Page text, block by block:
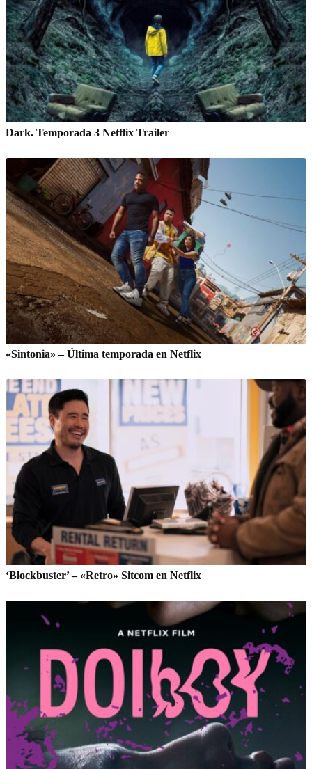
Dark. Temporada 3 Netflix Trailer
«Sintonia» – Última temporada en Netflix
‘Blockbuster’ – «Retro» Sitcom en Netflix